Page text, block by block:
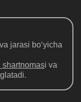
jarasi bo‘yicha
shartnomasi va